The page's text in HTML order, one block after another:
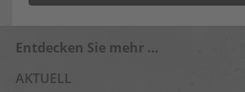
Entdecken Sie mehr …
AKTUELL